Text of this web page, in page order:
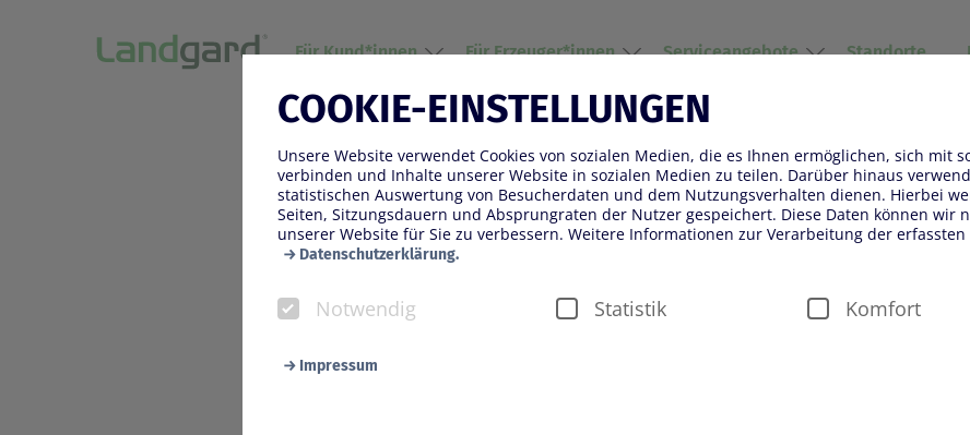
COOKIE-EINSTELLUNGEN
Unsere Website verwendet Cookies von sozialen Medien, die es Ihnen ermöglichen, sich mit
verbinden und Inhalte unserer Website in sozialen Medien zu teilen. Darüber hinaus
statistischen Auswertung von Besucherdaten und dem Nutzungsverhalten dienen. Hierbei
Seiten, Sitzungsdauern und Absprungraten der Nutzer gespeichert. Diese Daten können wir
unserer Website für Sie zu verbessern. Weitere Informationen zur Verarbeitung der
Datenschutzerklärung.
Notwendig Statistik Komfort
Impressum
Für Kund*innen Für Erzeuger*innen Serviceangebote Standorte
14.01.2026
VEILING RHEIN-MAAS 2025 MIT
GESTIEGENEM PRODUKTUMSATZ